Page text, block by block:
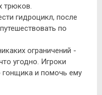
трюков.
гидроцикл, после
по
ограничений -
угодно. Игроки
и помочь ему